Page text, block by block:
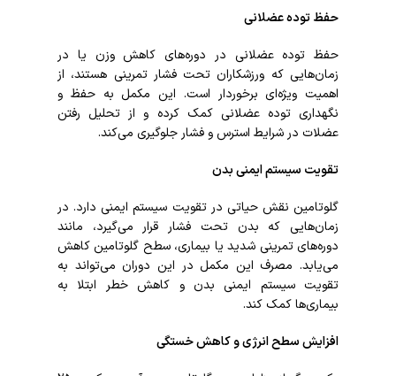
حفظ توده عضلانی
حفظ توده عضلانی در دوره‌های کاهش وزن یا در
زمان‌هایی که ورزشکاران تحت فشار تمرینی هستند، از
اهمیت ویژه‌ای برخوردار است. این مکمل به حفظ و
نگهداری توده عضلانی کمک کرده و از تحلیل رفتن
عضلات در شرایط استرس و فشار جلوگیری می‌کند.
تقویت سیستم ایمنی بدن
گلوتامین نقش حیاتی در تقویت سیستم ایمنی دارد. در
زمان‌هایی که بدن تحت فشار قرار می‌گیرد، مانند
دوره‌های تمرینی شدید یا بیماری، سطح گلوتامین کاهش
می‌یابد. مصرف این مکمل در این دوران می‌تواند به
تقویت سیستم ایمنی بدن و کاهش خطر ابتلا به
بیماری‌ها کمک کند.
افزایش سطح انرژی و کاهش خستگی